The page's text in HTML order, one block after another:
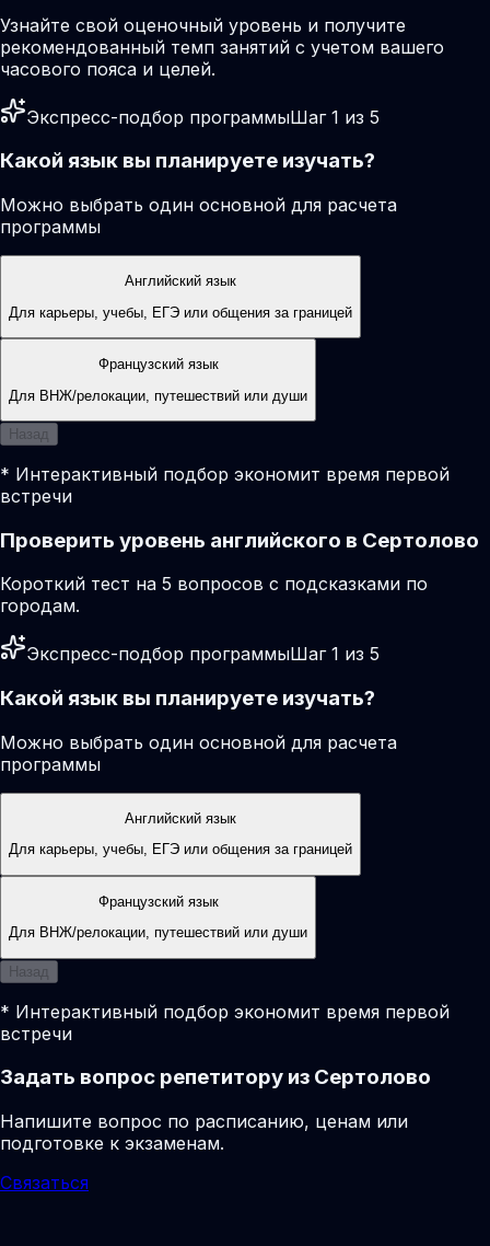
Узнайте свой оценочный уровень и получите
рекомендованный темп занятий с учетом вашего
часового пояса и целей.
Экспресс-подбор программыШаг 1 из 5
Какой язык вы планируете изучать?
Можно выбрать один основной для расчета
программы
Английский язык
Для карьеры, учебы, ЕГЭ или общения за границей
Французский язык
Для ВНЖ/релокации, путешествий или души
Назад
* Интерактивный подбор экономит время первой
встречи
Проверить уровень английского в Сертолово
Короткий тест на 5 вопросов с подсказками по
городам.
Экспресс-подбор программыШаг 1 из 5
Какой язык вы планируете изучать?
Можно выбрать один основной для расчета
программы
Английский язык
Для карьеры, учебы, ЕГЭ или общения за границей
Французский язык
Для ВНЖ/релокации, путешествий или души
Назад
* Интерактивный подбор экономит время первой
встречи
Задать вопрос репетитору из Сертолово
Напишите вопрос по расписанию, ценам или
подготовке к экзаменам.
Связаться